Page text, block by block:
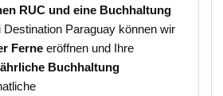
RUC und eine Buchhaltung
Destination Paraguay können wir
Ferne eröffnen und Ihre
Buchhaltung